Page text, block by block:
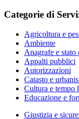
Categorie di
Agricoltura e
Ambiente
Anagrafe e stato
Appalti pubblici
Autorizzazioni
Catasto e
Cultura e tempo
Educazione e
Giustizia e